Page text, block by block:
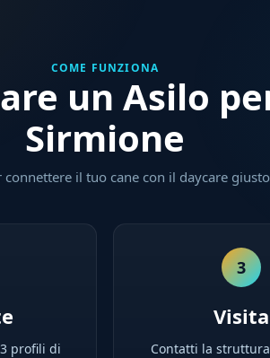
COME FUNZIONA
un Asilo
Sirmione
connettere il tuo cane con il daycare giusto
profili di
3
Visita
Contatti la